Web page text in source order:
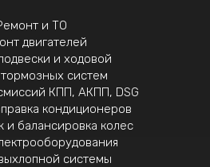
и ТО
двигателей
и ходовой
систем
КПП, АКПП, DSG
кондиционеров
балансировка колес
системы